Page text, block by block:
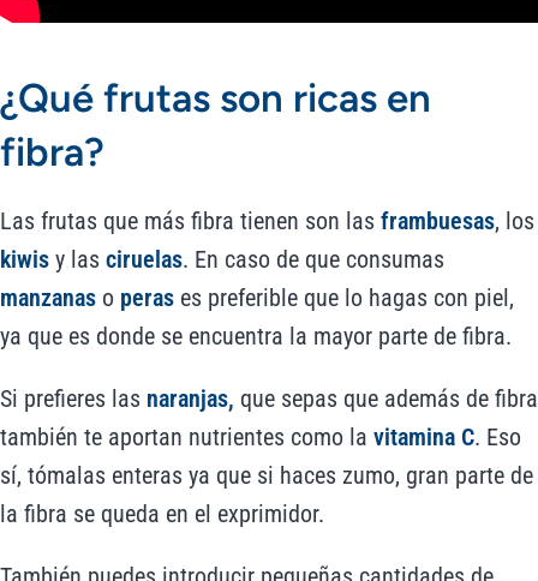
¿Qué frutas son ricas en
fibra?
Las frutas que más fibra tienen son las frambuesas, los
kiwis y las ciruelas. En caso de que consumas
manzanas o peras es preferible que lo hagas con piel,
ya que es donde se encuentra la mayor parte de fibra.
Si prefieres las naranjas, que sepas que además de fibra
también te aportan nutrientes como la vitamina C. Eso
sí, tómalas enteras ya que si haces zumo, gran parte de
la fibra se queda en el exprimidor.